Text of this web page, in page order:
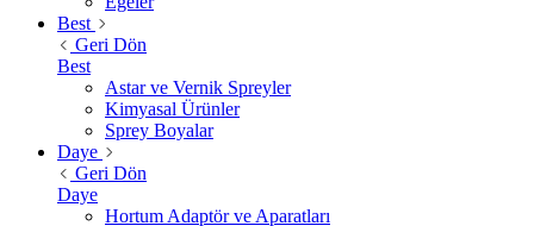
Best
Geri Dön
Best
Astar ve Vernik Spreyler
Kimyasal Ürünler
Sprey Boyalar
Daye
Geri Dön
Daye
Hortum Adaptör ve Aparatları